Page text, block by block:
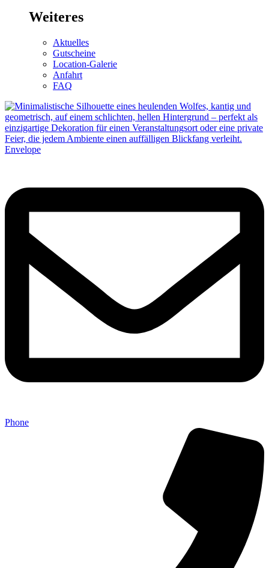
Weiteres
Aktuelles
Gutscheine
Location-Galerie
Anfahrt
FAQ
Envelope
Phone